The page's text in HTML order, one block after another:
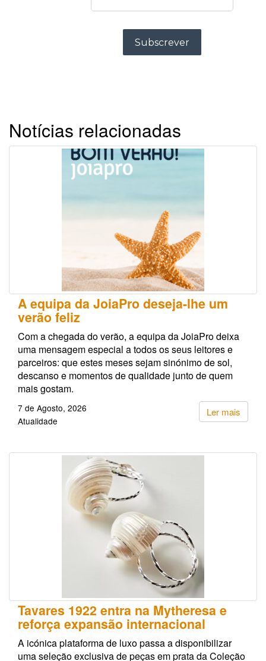
Notícias relacionadas
A equipa da JoiaPro deseja-lhe um
verão feliz
Com a chegada do verão, a equipa da JoiaPro deixa
uma mensagem especial a todos os seus leitores e
parceiros: que estes meses sejam sinónimo de sol,
descanso e momentos de qualidade junto de quem
mais gostam.
Ler mais
7 de Agosto, 2026
Atualidade
Tavares 1922 entra na Mytheresa e
reforça expansão internacional
A icónica plataforma de luxo passa a disponibilizar
uma seleção exclusiva de peças em prata da Coleção